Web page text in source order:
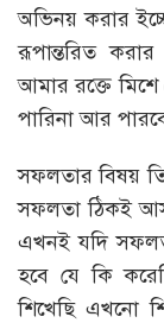
অভিনয় করার
রূপান্তরিত
আমার রক্তে মিশে
পারিনা আর
সফলতার বিষয়
সফলতা ঠিকই
এখনই যদি
হবে যে কি
শিখেছি এখনো